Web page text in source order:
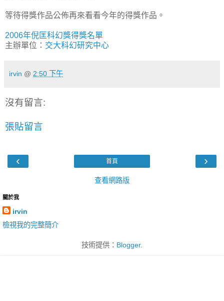
等待得獎作品公佈再來看看今年的得獎作品。
2006年倪匡科幻獎得獎名單
主辦單位： 交大科幻研究中心
irvin @ 2:50 下午
沒有留言:
張貼留言
‹ ›
首頁
查看網路版
關於我
irvin
檢視我的完整簡介
技術提供： Blogger.